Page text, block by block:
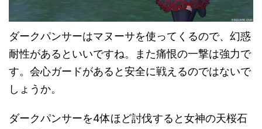
ダークパンサーはマヌーサを使ってくるので、幻惑
耐性があるといいですね。また痛恨の一撃は強力で
す。会心ガードがあると安全に戦えるのではないで
しょうか。
ダークパンサーを4体ほど討伐すると女神の天桜石